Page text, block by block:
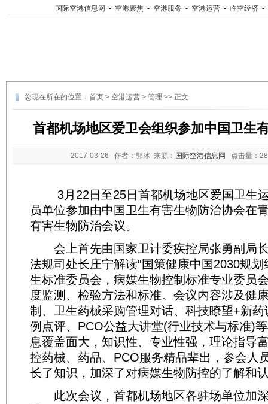
国际空港信息网 - 空港聚焦 - 空港服务 - 空港运营 - 临空经济 -
您现在所在的位置： 首页 > 空港运营 > 管理 >> 正文
首都机场地区爱卫会组织参加中国卫生
2017-03-26 作者：郭冰 来源： 国际空港信息网 点击量：
3月22日至25日首都机场地区爱国卫生
员单位参加由中国卫生有害生物防治协会在
有害生物防治会议。
会上首先由国家卫计委疾控局张勇副局
法规司处长庄宁解读“国策健康中国2030规划
生标准委员会，病媒生物控制标准专业委员
度监测、检验方法和标准。会议内容涉及健
制、卫生药械采购管理对话、科技瞭望+新
例点评、PCO公益大讲堂(行业技术与标准)
息覆盖面大，知识性、专业性强，理论指导
控药械、药品、PCO服务精品辈出，参会人
长了知识，加深了对病媒生物防控的了解和
此次会议，首都机场地区各驻场单位加